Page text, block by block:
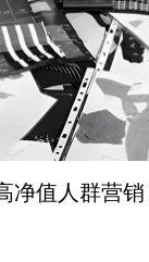
净值人群营